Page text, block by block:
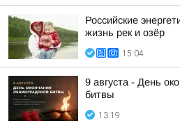
Российские
жизнь рек и озёр
15:04
9 августа - День
битвы
13:19